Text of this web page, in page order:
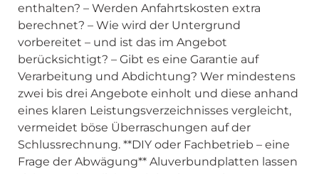
enthalten? – Werden Anfahrtskosten extra
berechnet? – Wie wird der Untergrund
vorbereitet – und ist das im Angebot
berücksichtigt? – Gibt es eine Garantie auf
Verarbeitung und Abdichtung? Wer mindestens
zwei bis drei Angebote einholt und diese anhand
eines klaren Leistungsverzeichnisses vergleicht,
vermeidet böse Überraschungen auf der
Schlussrechnung. **DIY oder Fachbetrieb – eine
Frage der Abwägung** Aluverbundplatten lassen